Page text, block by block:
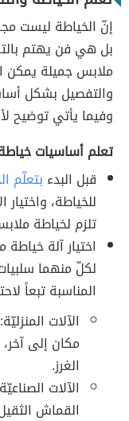
إنّ الخياطة ليست
بل هي فن يهتم
ملابس جميلة يمكن
والتفصيل بشكل
وفيما يأتي توضيح
تعلم أساسيات
قبل البدء بتعلّم
للخياطة،
تلزم لخياطة
اختيار آلة
لكلّ منهما
المناسبة تبعاً
الآلات
مكان إلى
الغرز.
الآلات
القماش